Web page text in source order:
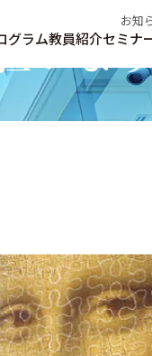
グラム教員紹介セミナ
お知
いま